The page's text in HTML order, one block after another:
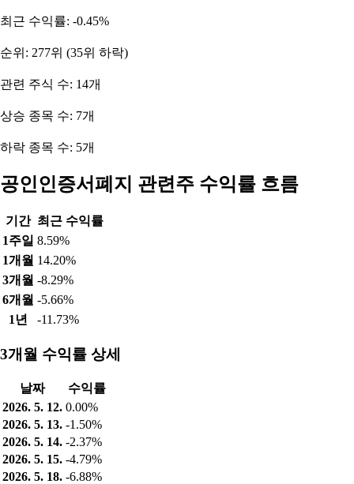
최근 수익률: -0.45%
순위: 277위 (35위 하락)
관련 주식 수: 14개
상승 종목 수: 7개
하락 종목 수: 5개
공인인증서폐지 관련주 수익률 흐름
기간 최근 수익률
1주일 8.59%
1개월 14.20%
3개월 -8.29%
6개월 -5.66%
1년
-11.73%
3개월 수익률 상세
날짜
수익률
2026. 5. 12. 0.00%
2026. 5. 13. -1.50%
2026. 5. 14. -2.37%
2026. 5. 15. -4.79%
2026. 5. 18. -6.88%